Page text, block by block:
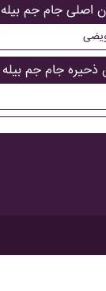
اصلی جام جم
ذحیره جام جم